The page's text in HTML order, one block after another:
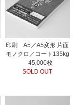
印刷 A5／A5変形 片面
モノクロ／コート135kg
45,000枚
SOLD OUT